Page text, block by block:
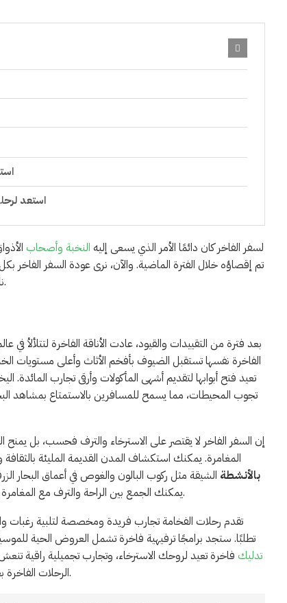
استعد
لسفر الفاخر كان دائمًا الأمر الذي يسعى إليه النخبة وأصحاب
تم إقصاؤه خلال الفترة الماضية. والآن، نرى عودة السفر الفاخر
نلقي نظرة على كيفية ازدهار رحلات الفخامة وعودة روح المغامرة والترف إلى عالم السفر.
بعد فترة من التقييدات والقيود، عادت الأناقة الفاخرة لتتلألأ في
الفاخرة نفسها تستقبل الضيوف بأفخم الأثاث وأعلى مستويات
تعيد فتح أبوابها لتقديم أشهى المأكولات وأرقى تجارب المائدة.
تجوب المحيطات، مما يسمح للمسافرين بالاستمتاع بمشاهد
إن السفر الفاخر لا يقتصر على الاسترخاء والترف فحسب، بل يمنح
المغامرة. يمكنك استكشاف المدن القديمة المليئة بالثقافة
بالأنشطة الشيقة مثل ركوب البالون والغوص في أعماق البحار
يمكنك الجمع بين الراحة والترف مع المغامرة والتجارب الاستثنائية.
تقدم رحلات الفخامة تجارب فريدة ومخصصة لتلبية رغبات
تطلبًا. ستجد برامجًا ترفيهية فاخرة تشمل العروض الحية
تدليك فاخرة تعيد لروحك الاسترخاء، وتجارب تجميلية راقية
الرحلات الفاخرة بعناية لضمان أن تصبح تذكرة السفر الخاصة بك بوابة إلى عالم من الرفاهية والاستجمام.